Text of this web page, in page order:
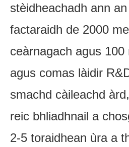
stèidheachadh ann
factaraidh de 2000
ceàrnagach agus 100
agus comas làidir
smachd càileachd
reic bhliadhnail a
2-5 toraidhean ùra a